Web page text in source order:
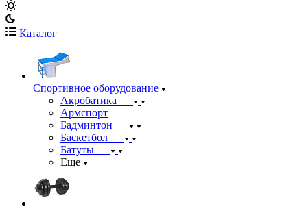
Каталог
Спортивное оборудование
Акробатика
Армспорт
Бадминтон
Баскетбол
Батуты
Еще